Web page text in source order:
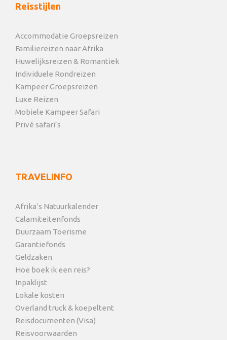
Reisstijlen
Accommodatie Groepsreizen
Familiereizen naar Afrika
Huwelijksreizen & Romantiek
Individuele Rondreizen
Kampeer Groepsreizen
Luxe Reizen
Mobiele Kampeer Safari
Privé safari’s
TRAVELINFO
Afrika’s Natuurkalender
Calamiteitenfonds
Duurzaam Toerisme
Garantiefonds
Geldzaken
Hoe boek ik een reis?
Inpaklijst
Lokale kosten
Overland truck & koepeltent
Reisdocumenten (Visa)
Reisvoorwaarden